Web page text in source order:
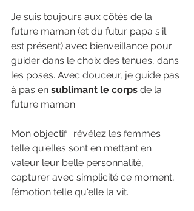
Je suis toujours aux côtés de la
future maman (et du futur papa s'il
est présent) avec bienveillance pour
guider dans le choix des tenues, dans
les poses. Avec douceur, je guide pas
à pas en sublimant le corps de la
future maman.
Mon objectif : révélez les femmes
telle qu'elles sont en mettant en
valeur leur belle personnalité,
capturer avec simplicité ce moment,
l’émotion telle qu'elle la vit.